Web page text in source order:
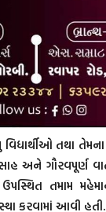
તથા
અને ગૌરવપૂર્ણ
તમામ
કરવામાં આવી હતી.